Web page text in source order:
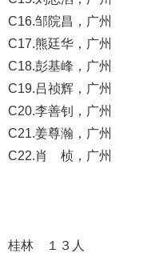
C16.邹院昌，广州
C17.熊廷华，广州
C18.彭基峰，广州
C19.吕祯辉，广州
C20.李善钊，广州
C21.姜尊瀚，广州
C22.肖 桢，广州
桂林 １３人